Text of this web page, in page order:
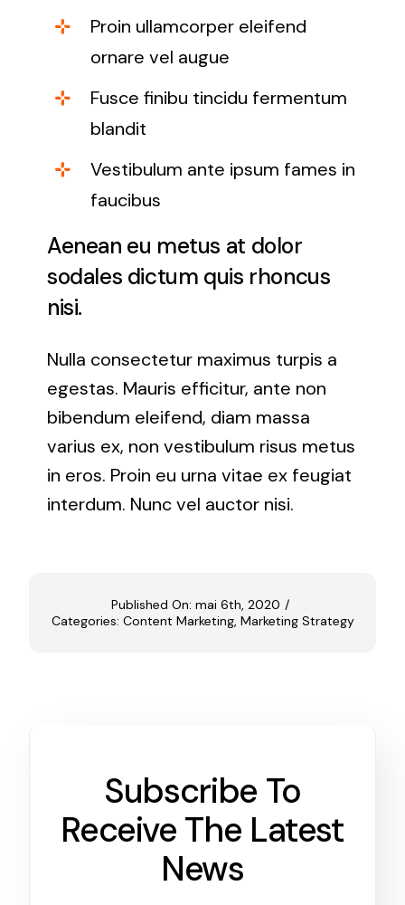
Proin ullamcorper eleifend
ornare vel augue
Fusce finibu tincidu fermentum
blandit
Vestibulum ante ipsum fames in
faucibus
Aenean eu metus at dolor
sodales dictum quis rhoncus
nisi.
Nulla consectetur maximus turpis a
egestas. Mauris efficitur, ante non
bibendum eleifend, diam massa
varius ex, non vestibulum risus metus
in eros. Proin eu urna vitae ex feugiat
interdum. Nunc vel auctor nisi.
Published On: mai 6th, 2020 /
Categories: Content Marketing, Marketing Strategy
Subscribe To
Receive The Latest
News